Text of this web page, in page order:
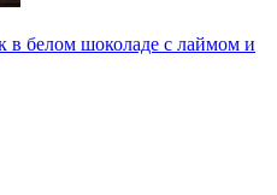
белом шоколаде с лаймом и